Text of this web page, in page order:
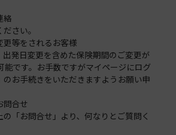
絡
さい。
等をされるお客様
出発日変更を含めた保険期間のご変更が
能です。お手数ですがマイページにログ
のお手続きをいただきますようお願い申
合せ
の「お問合せ」より、何なりとご質問く